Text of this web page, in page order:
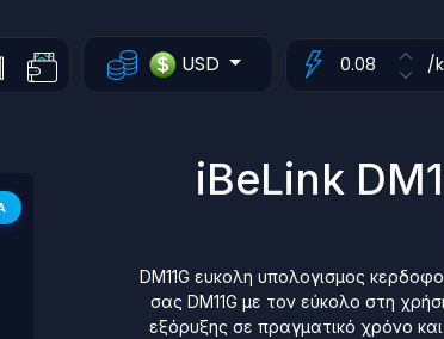
USD /
iBeLink
DM11G ευκολη υπολογισμος
σας DM11G με τον εύκολο στη
εξόρυξης σε πραγματικό χρόνο